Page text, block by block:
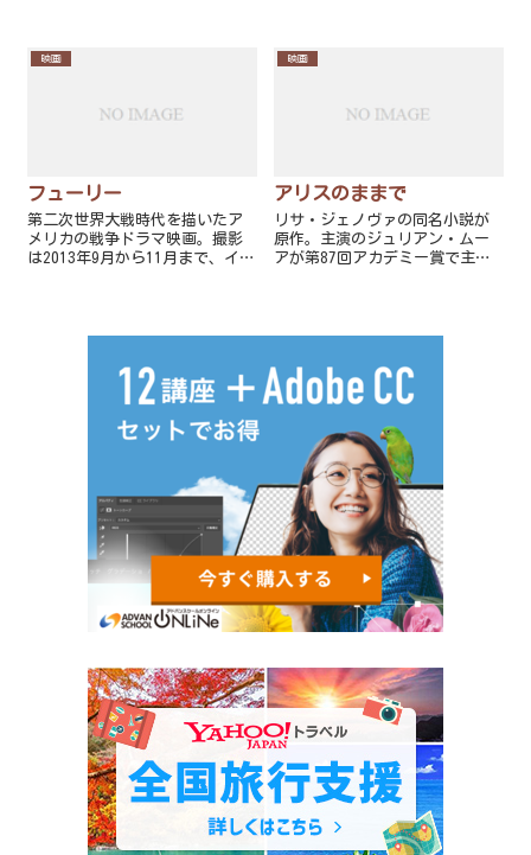
映画
フューリー
第二次世界大戦時代を描いたア
メリカの戦争ドラマ映画。撮影
は2013年9月から11月まで、イン
映画
アリスのままで
リサ・ジェノヴァの同名小説が
原作。主演のジュリアン・ムー
アが第87回アカデミー賞で主演